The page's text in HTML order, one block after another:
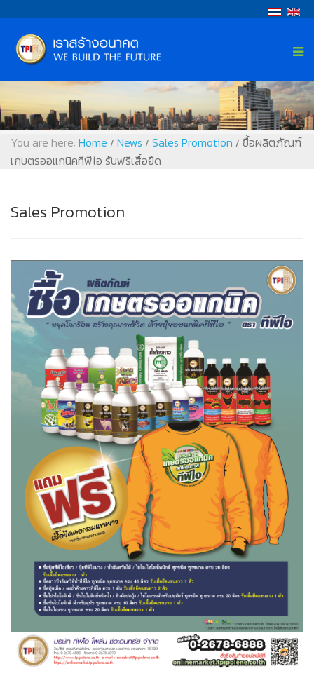
You are here: Home / News / Sales Promotion / ซื้อผลิตภัณฑ์
เกษตรออแกนิคทีพีไอ รับฟรีเสื้อยืด
Sales Promotion